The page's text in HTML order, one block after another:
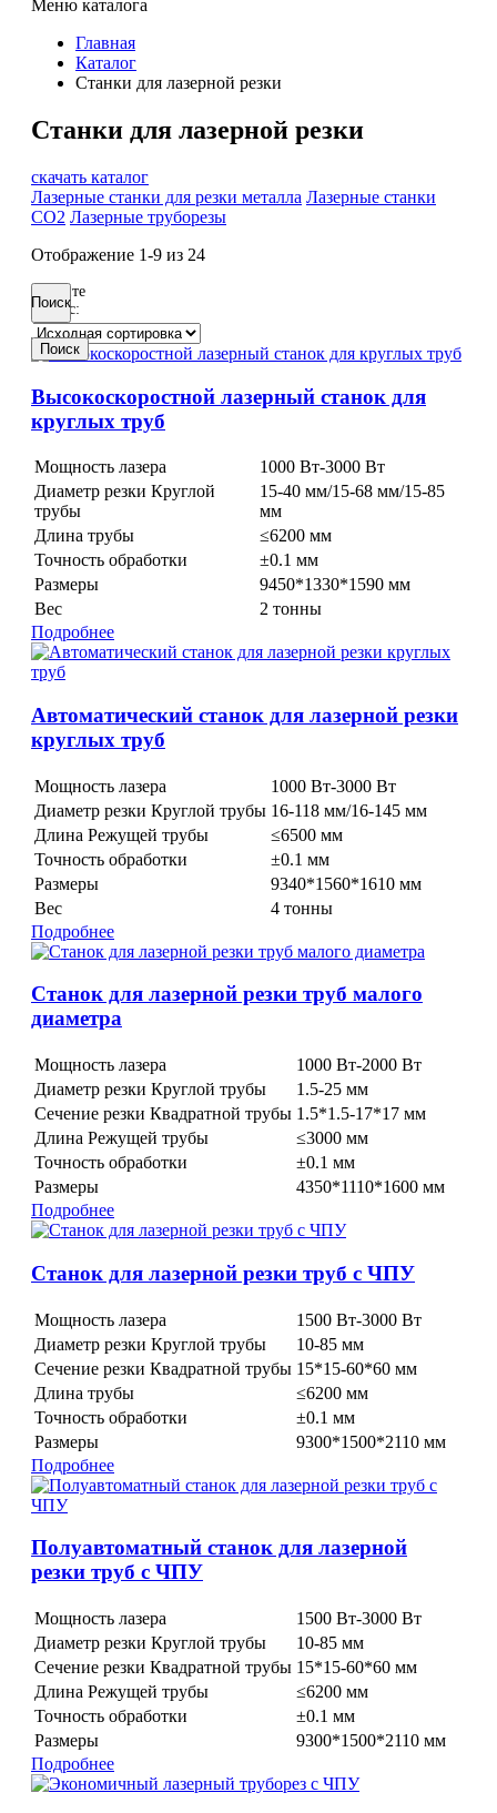
Меню каталога
Главная
Каталог
Станки для лазерной резки
Станки для лазерной резки
скачать каталог
Лазерные станки для резки металла Лазерные станки
CO2 Лазерные труборезы
Отображение 1-9 из 24
Введите
запрос:
Поиск
Поиск
Высокоскоростной лазерный станок для
круглых труб
Мощность лазера
1000 Вт-3000 Вт
Диаметр резки Круглой
трубы
15-40 мм/15-68 мм/15-85
мм
Длина трубы
≤6200 мм
Точность обработки
±0.1 мм
Размеры
9450*1330*1590 мм
Вес
2 тонны
Подробнее
Автоматический станок для лазерной резки
круглых труб
Мощность лазера
1000 Вт-3000 Вт
Диаметр резки Круглой трубы 16-118 мм/16-145 мм
Длина Режущей трубы
≤6500 мм
Точность обработки
±0.1 мм
Размеры
9340*1560*1610 мм
Вес
4 тонны
Подробнее
Станок для лазерной резки труб малого
диаметра
Мощность лазера
1000 Вт-2000 Вт
Диаметр резки Круглой трубы
1.5-25 мм
Сечение резки Квадратной трубы 1.5*1.5-17*17 мм
Длина Режущей трубы
≤3000 мм
Точность обработки
±0.1 мм
Размеры
4350*1110*1600 мм
Подробнее
Станок для лазерной резки труб с ЧПУ
Мощность лазера
1500 Вт-3000 Вт
Диаметр резки Круглой трубы
10-85 мм
Сечение резки Квадратной трубы 15*15-60*60 мм
Длина трубы
≤6200 мм
Точность обработки
±0.1 мм
Размеры
9300*1500*2110 мм
Подробнее
Полуавтоматный станок для лазерной
резки труб с ЧПУ
Мощность лазера
1500 Вт-3000 Вт
Диаметр резки Круглой трубы
10-85 мм
Сечение резки Квадратной трубы 15*15-60*60 мм
Длина Режущей трубы
≤6200 мм
Точность обработки
±0.1 мм
Размеры
9300*1500*2110 мм
Подробнее